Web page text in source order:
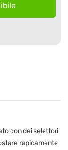
con dei selettori
rapidamente